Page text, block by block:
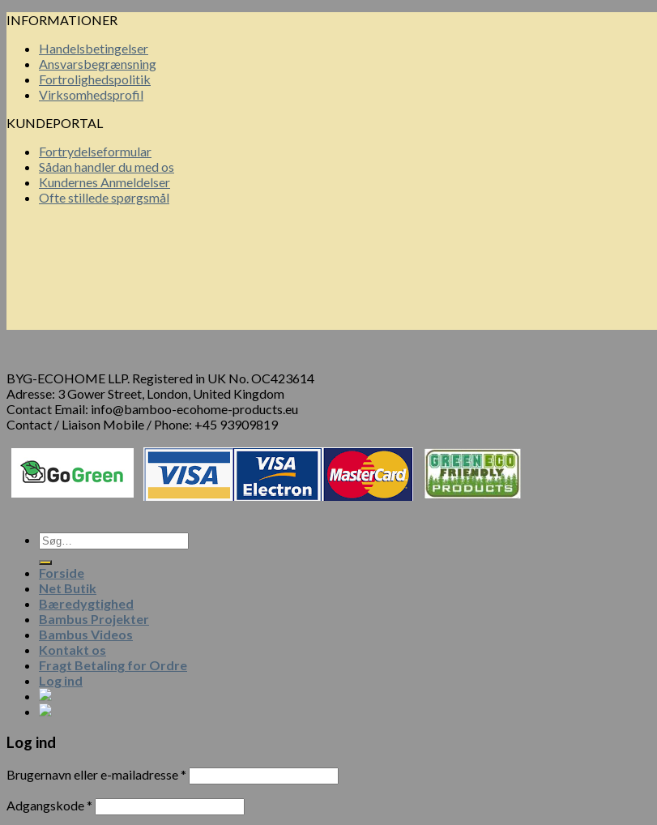
INFORMATIONER
Handelsbetingelser
Ansvarsbegrænsning
Fortrolighedspolitik
Virksomhedsprofil
KUNDEPORTAL
Fortrydelseformular
Sådan handler du med os
Kundernes Anmeldelser
Ofte stillede spørgsmål
BYG-ECOHOME LLP. Registered in UK No. OC423614
Adresse: 3 Gower Street, London, United Kingdom
Contact Email: info@bamboo-ecohome-products.eu
Contact / Liaison Mobile / Phone: +45 93909819
Forside
Net Butik
Bæredygtighed
Bambus Projekter
Bambus Videos
Kontakt os
Fragt Betaling for Ordre
Log ind
Log ind
Brugernavn eller e-mailadresse*
Adgangskode*